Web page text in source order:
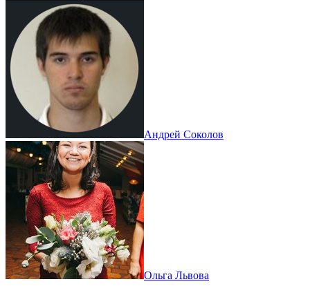
Андрей Соколов
Ольга Львова